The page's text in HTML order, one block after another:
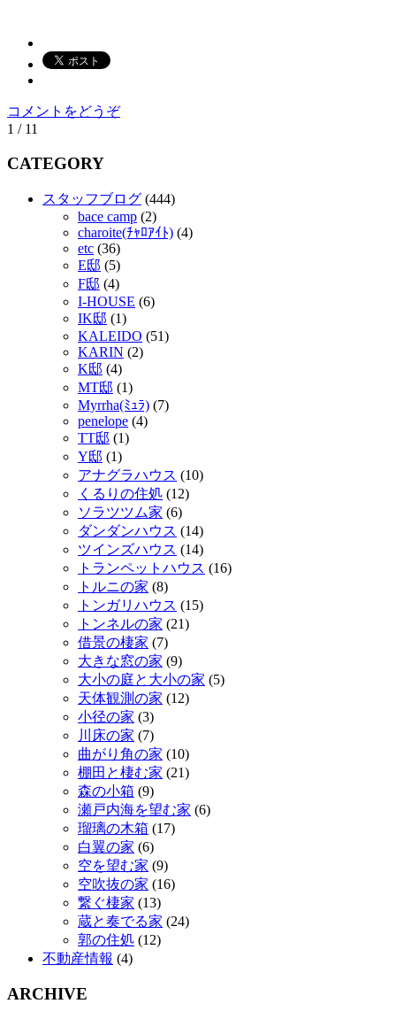
コメントをどうぞ
1 / 11
CATEGORY
スタッフブログ (444)
bace camp (2)
charoite(ﾁｬﾛｱｲﾄ) (4)
etc (36)
E邸 (5)
F邸 (4)
I-HOUSE (6)
IK邸 (1)
KALEIDO (51)
KARIN (2)
K邸 (4)
MT邸 (1)
Myrrha(ﾐｭﾗ) (7)
penelope (4)
TT邸 (1)
Y邸 (1)
アナグラハウス (10)
くるりの住処 (12)
ソラツツム家 (6)
ダンダンハウス (14)
ツインズハウス (14)
トランペットハウス (16)
トルニの家 (8)
トンガリハウス (15)
トンネルの家 (21)
借景の棲家 (7)
大きな窓の家 (9)
大小の庭と大小の家 (5)
天体観測の家 (12)
小径の家 (3)
川床の家 (7)
曲がり角の家 (10)
棚田と棲む家 (21)
森の小箱 (9)
瀬戸内海を望む家 (6)
瑠璃の木箱 (17)
白翼の家 (6)
空を望む家 (9)
空吹抜の家 (16)
繋ぐ棲家 (13)
蔵と奏でる家 (24)
郭の住処 (12)
不動産情報 (4)
ARCHIVE